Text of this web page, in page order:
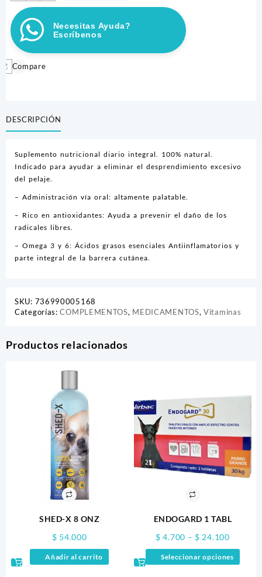
X
16
ONZ
cantidad
Necesitas Ayuda?
Escríbenos
Compare
DESCRIPCIÓN
Suplemento nutricional diario integral. 100% natural.
Indicado para ayudar a eliminar el desprendimiento excesivo
del pelaje.
– Administración vía oral: altamente palatable.
– Rico en antioxidantes: Ayuda a prevenir el daño de los
radicales libres.
– Omega 3 y 6: Ácidos grasos esenciales Antiinflamatorios y
parte integral de la barrera cutánea.
SKU: 736990005168
Categorías:COMPLEMENTOS, MEDICAMENTOS,Vitaminas
Productos relacionados
SHED-X 8 ONZ
$ 54.000
Añadir al carrito
ENDOGARD 1 TABL
$ 4.700 – $ 24.100Price
range:
$ 4.700
Seleccionar opciones